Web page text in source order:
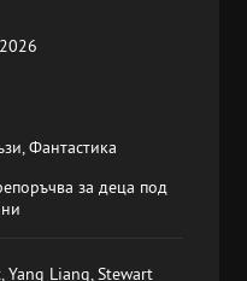
Фантастика
за деца под
Yang Liang, Stewart